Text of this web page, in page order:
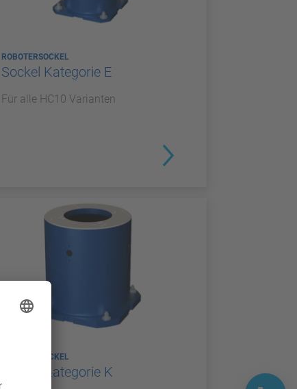
ROBOTERSOCKEL
Sockel Kategorie E
Für alle HC10 Varianten
ROBOTERSOCKEL
Sockel Kategorie K